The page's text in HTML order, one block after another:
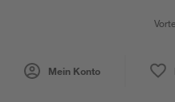
Mein Konto